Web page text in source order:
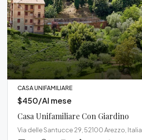
CASA UNIFAMILIARE
$450/Al mese
Casa Unifamiliare Con Giardino
Via delle Santucce 29, 52100 Arezzo, Italia